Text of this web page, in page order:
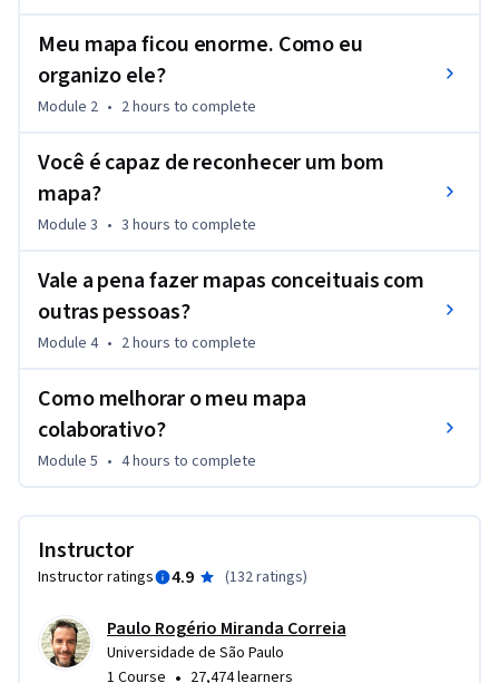
[4] usar mapas conceituais para facilitar a comunicação
durante processos colaborativos, e
[5] desenvolver habilidades relacionadas com a
aprendizagem por toda a vida.
REDE DE MAPEADORES CERTIFICADOS
O nosso curso é o maior programa de certificação de
mapeadores conceituais do mundo. Ele é responsável pela
se disseminando no Brasil.
COMO OS MAPAS CONCEITUAIS PODEM TE AJUDAR?
O conhecimento é cada vez mais valorizado na nossa
desenvolvimento pessoal e profissional. Os mapas
conceituais são organizadores gráficos que representam o
conhecimento e nos ajudam a refletir sobre o nosso
Meu mapa ficou enorme. Como eu
organizo ele?
Module 2 • 2 hours to complete
Você é capaz de reconhecer um bom
mapa?
Module 3 • 3 hours to complete
Vale a pena fazer mapas conceituais com
outras pessoas?
Module 4 • 2 hours to complete
Como melhorar o meu mapa
colaborativo?
Module 5 • 4 hours to complete
Instructor
Instructor ratings 4.9 (132 ratings)
Paulo Rogério Miranda Correia
Universidade de São Paulo
1 Course • 27,474 learners